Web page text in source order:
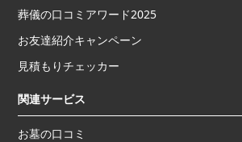
葬儀の口コミアワード2025
お友達紹介キャンペーン
見積もりチェッカー
関連サービス
お墓の口コミ